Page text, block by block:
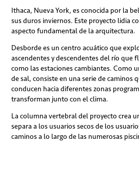
Ithaca, Nueva York, es conocida por la
sus duros inviernos. Este proyecto lidia
aspecto fundamental de la arquitectura.
Desborde es un centro acuático que
ascendentes y descendentes del río que
como las estaciones cambiantes. Como
de sal, consiste en una serie de caminos
conducen hacia diferentes zonas
transforman junto con el clima.
La columna vertebral del proyecto crea
separa a los usuarios secos de los
caminos a lo largo de las numerosas